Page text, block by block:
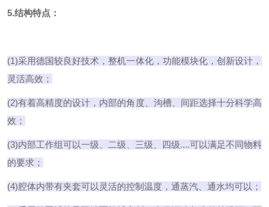
5.结构特点：
(1)采用德国较良好技术，整机一体化，功能模块化，创新设计，
灵活高效；
(2)有着高精度的设计，内部的角度、沟槽、间距选择十分科学高
效；
(3)内部工作组可以一级、二级、三级、四级....可以满足不同物料
的要求；
(4)腔体内带有夹套可以灵活的控制温度，通蒸汽、通水均可以；